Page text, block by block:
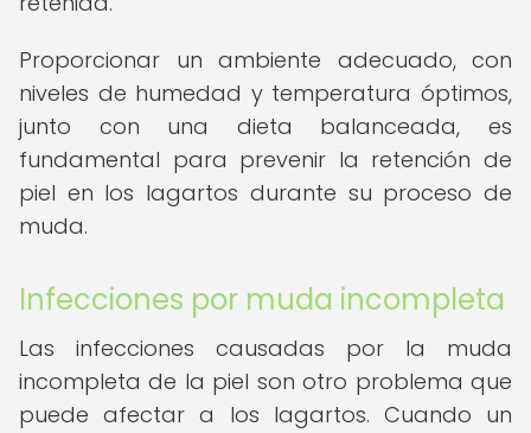
Proporcionar un ambiente adecuado, con
niveles de humedad y temperatura óptimos,
junto con una dieta balanceada, es
fundamental para prevenir la retención de
piel en los lagartos durante su proceso de
muda.
Infecciones por muda incompleta
Las infecciones causadas por la muda
incompleta de la piel son otro problema que
puede afectar a los lagartos. Cuando un